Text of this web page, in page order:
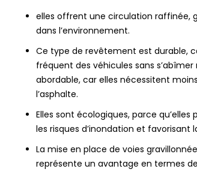
elles offrent une circulation raffinée,
dans l’environnement.
Ce type de revêtement est durable,
fréquent des véhicules sans
abordable, car elles nécessitent
l’asphalte.
Elles sont écologiques, parce
les risques d’inondation et favorisant
La mise en place de voies
représente un avantage en termes